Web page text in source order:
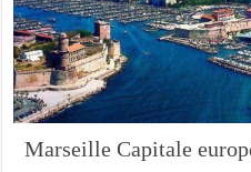
Marseille Capitale